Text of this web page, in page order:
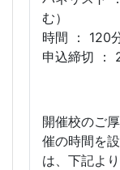
む）
時間 ： 120
申込締切 ：
開催校のご
催の時間を
は、下記よ